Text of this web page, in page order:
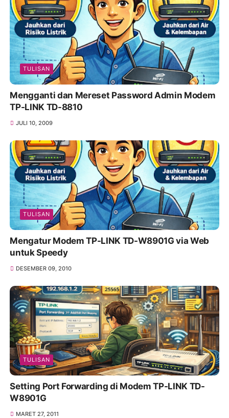
TULISAN
Mengganti dan Mereset Password Admin Modem
TP-LINK TD-8810
JULI 10, 2009
TULISAN
Mengatur Modem TP-LINK TD-W8901G via Web
untuk Speedy
DESEMBER 09, 2010
TULISAN
Setting Port Forwarding di Modem TP-LINK TD-
W8901G
MARET 27, 2011